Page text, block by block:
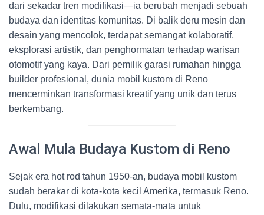
dari sekadar tren modifikasi—ia berubah menjadi sebuah
budaya dan identitas komunitas. Di balik deru mesin dan
desain yang mencolok, terdapat semangat kolaboratif,
eksplorasi artistik, dan penghormatan terhadap warisan
otomotif yang kaya. Dari pemilik garasi rumahan hingga
builder profesional, dunia mobil kustom di Reno
mencerminkan transformasi kreatif yang unik dan terus
berkembang.
Awal Mula Budaya Kustom di Reno
Sejak era hot rod tahun 1950-an, budaya mobil kustom
sudah berakar di kota-kota kecil Amerika, termasuk Reno.
Dulu, modifikasi dilakukan semata-mata untuk